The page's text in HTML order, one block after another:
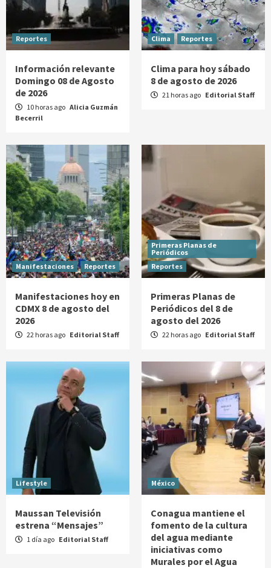
Reportes
Información relevante
Domingo 08 de Agosto
de 2026
10 horas ago Alicia Guzmán
Becerril
Clima Reportes
Clima para hoy sábado
8 de agosto de 2026
21 horas ago Editorial Staff
Manifestaciones Reportes
Manifestaciones hoy en
CDMX 8 de agosto del
2026
22 horas ago Editorial Staff
Primeras Planas de
Periódicos
Reportes
Primeras Planas de
Periódicos del 8 de
agosto del 2026
22 horas ago Editorial Staff
Lifestyle
Maussan Televisión
estrena “Mensajes”
1 día ago Editorial Staff
México
Conagua mantiene el
fomento de la cultura
del agua mediante
iniciativas como
Murales por el Agua